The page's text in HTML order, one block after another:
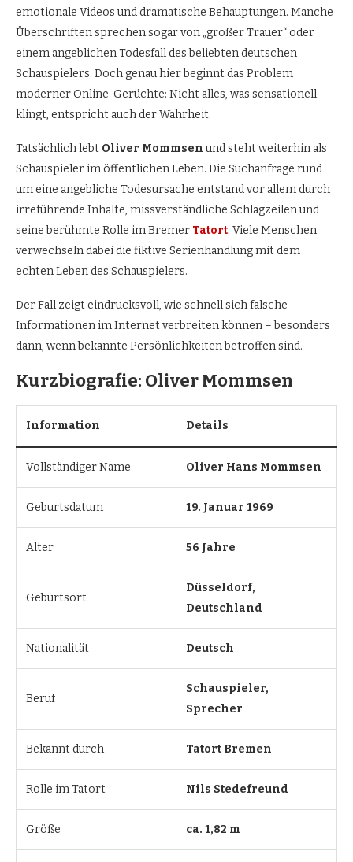
emotionale Videos und dramatische Behauptungen. Manche
Überschriften sprechen sogar von „großer Trauer“ oder
einem angeblichen Todesfall des beliebten deutschen
Schauspielers. Doch genau hier beginnt das Problem
moderner Online-Gerüchte: Nicht alles, was sensationell
klingt, entspricht auch der Wahrheit.
Tatsächlich lebt Oliver Mommsenund steht weiterhin als
Schauspieler im öffentlichen Leben. Die Suchanfrage rund
um eine angebliche Todesursache entstand vor allem durch
irreführende Inhalte, missverständliche Schlagzeilen und
seine berühmte Rolle im Bremer Tatort. Viele Menschen
verwechseln dabei die fiktive Serienhandlung mit dem
echten Leben des Schauspielers.
Der Fall zeigt eindrucksvoll, wie schnell sich falsche
Informationen im Internet verbreiten können – besonders
dann, wenn bekannte Persönlichkeiten betroffen sind.
Kurzbiografie: Oliver Mommsen
Information Details
Vollständiger Name Oliver Hans Mommsen
Geburtsdatum 19. Januar 1969
Alter 56 Jahre
Geburtsort
Düsseldorf,
Deutschland
Nationalität Deutsch
Beruf
Schauspieler,
Sprecher
Bekannt durch Tatort Bremen
Rolle im Tatort Nils Stedefreund
Größe ca. 1,82 m